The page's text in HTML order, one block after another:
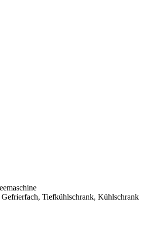
Tiefkühlschrank, Kühlschrank